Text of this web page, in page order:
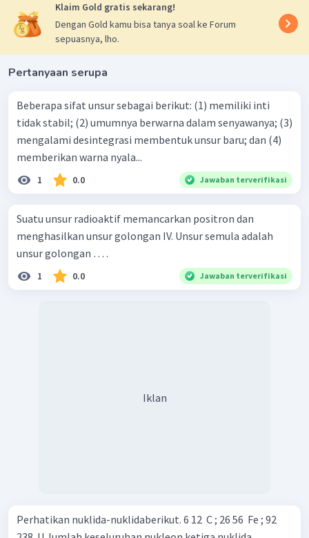
Klaim Gold gratis sekarang!
Dengan Gold kamu bisa tanya soal ke Forum
sepuasnya, lho.
Pertanyaan serupa
Beberapa sifat unsur sebagai berikut: (1) memiliki inti
tidak stabil; (2) umumnya berwarna dalam senyawanya; (3)
mengalami desintegrasi membentuk unsur baru; dan (4)
memberikan warna nyala...
1 0.0 Jawaban terverifikasi
Suatu unsur radioaktif memancarkan positron dan
menghasilkan unsur golongan IV. Unsur semula adalah
unsur golongan … .
1 0.0 Jawaban terverifikasi
Iklan
Perhatikan nuklida-nuklidaberikut. 6 12 ​ C ; 26 56 ​ Fe ; 92